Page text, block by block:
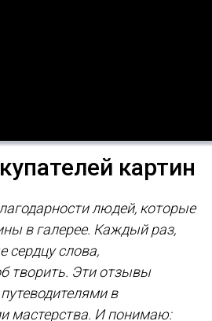
картин
людей, которые
в галерее. Каждый раз,
сердцу слова,
творить. Эти отзывы
в
мастерства. И понимаю: